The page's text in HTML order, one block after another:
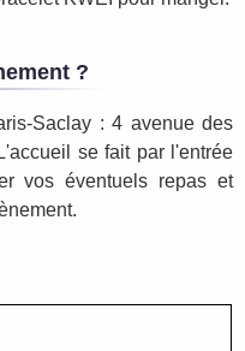
?
Saclay : 4 avenue des
se fait par l'entrée
vos éventuels repas et